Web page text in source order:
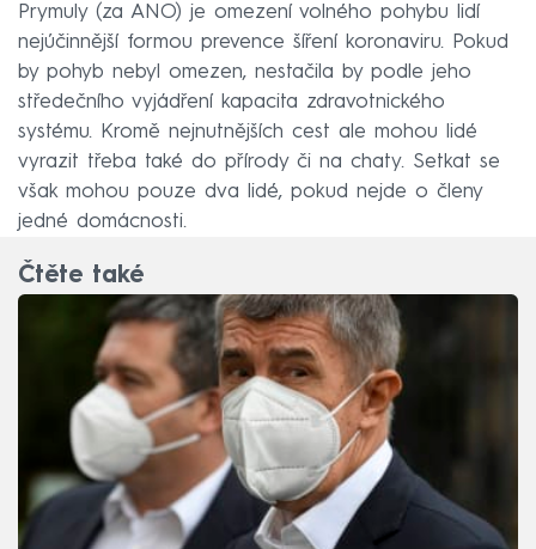
Prymuly (za ANO) je omezení volného pohybu lidí
nejúčinnější formou prevence šíření koronaviru. Pokud
by pohyb nebyl omezen, nestačila by podle jeho
středečního vyjádření kapacita zdravotnického
systému. Kromě nejnutnějších cest ale mohou lidé
vyrazit třeba také do přírody či na chaty. Setkat se
však mohou pouze dva lidé, pokud nejde o členy
jedné domácnosti.
Čtěte také